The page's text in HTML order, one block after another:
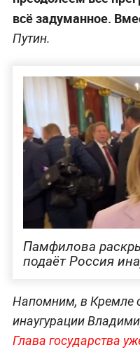
всё задуманное.
Путин.
Памфилова
подаёт Россия
Напомним, в Кремле
инаугурации
Глава государства